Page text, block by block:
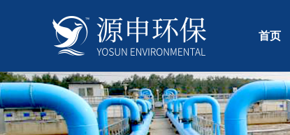
首页